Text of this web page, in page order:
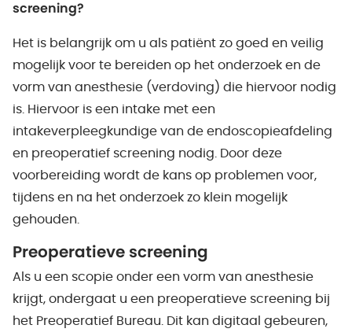
screening?
Het is belangrijk om u als patiënt zo goed en veilig
mogelijk voor te bereiden op het onderzoek en de
vorm van anesthesie (verdoving) die hiervoor nodig
is. Hiervoor is een intake met een
intakeverpleegkundige van de endoscopieafdeling
en preoperatief screening nodig. Door deze
voorbereiding wordt de kans op problemen voor,
tijdens en na het onderzoek zo klein mogelijk
gehouden.
Preoperatieve screening
Als u een scopie onder een vorm van anesthesie
krijgt, ondergaat u een preoperatieve screening bij
het Preoperatief Bureau. Dit kan digitaal gebeuren,